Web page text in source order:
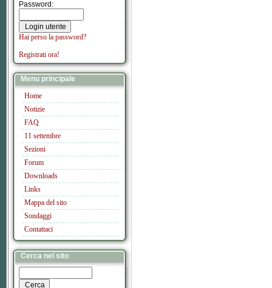
Password:
Hai perso la password?
Registrati ora!
Menu principale
Home
Notizie
FAQ
11 settembre
Sezioni
Forum
Downloads
Links
Mappa del sito
Sondaggi
Contattaci
Cerca nel sito